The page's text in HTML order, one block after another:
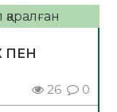
ПЕН
26 0